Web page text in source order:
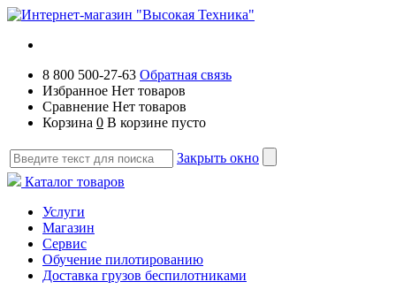
8 800 500-27-63 Обратная связь
Избранное Нет товаров
Сравнение Нет товаров
Корзина 0 В корзине пусто
Закрыть окно
Каталог товаров
Услуги
Магазин
Сервис
Обучение пилотированию
Доставка грузов беспилотниками